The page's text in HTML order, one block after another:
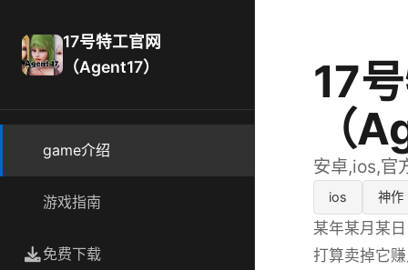
17号特工官网
（Agent17）
game介绍
游戏指南
免费下载
17
（
安卓,ios,官
ios 神作
某年某月某
打算卖掉它